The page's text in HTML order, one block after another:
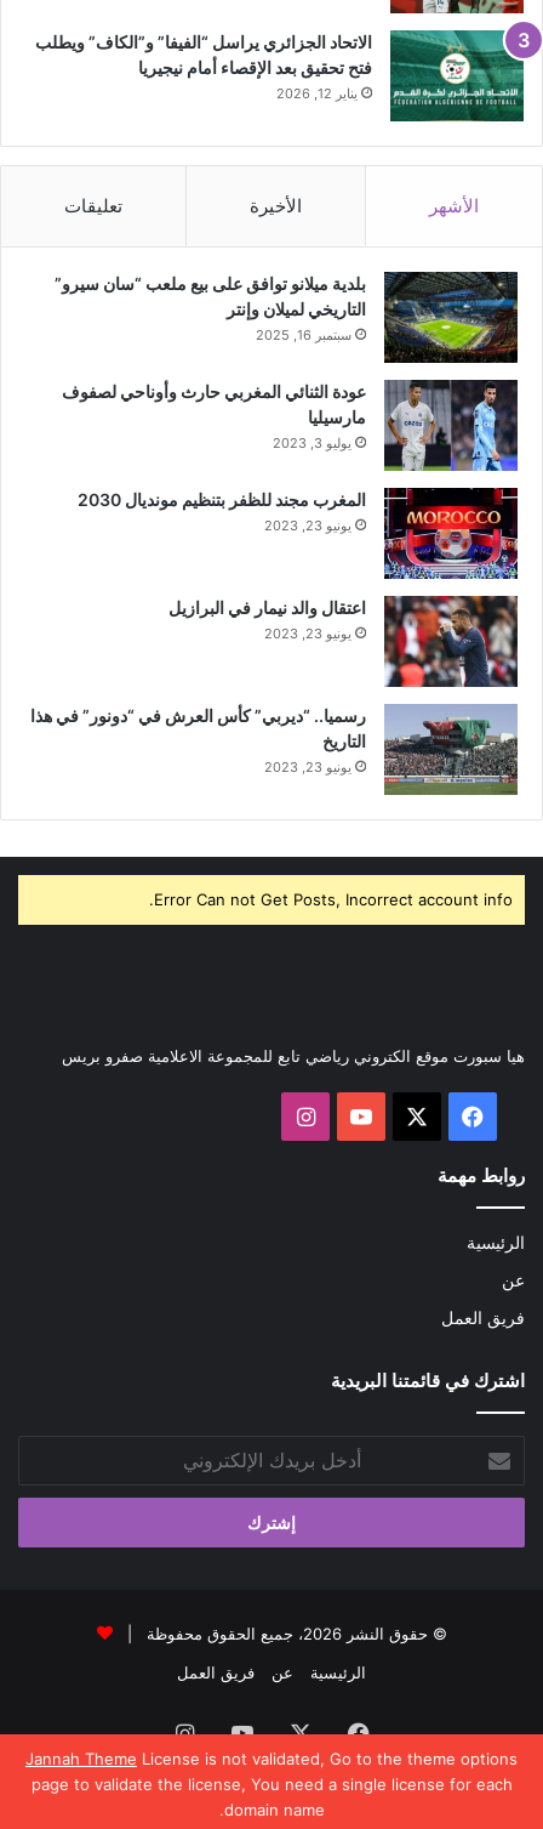
Jannah Theme License is not validated, Go to the theme options
page to validate the license, You need a single license for each
domain name.
الاتحاد الجزائري يراسل “الفيفا” و”الكاف” ويطلب
فتح تحقيق بعد الإقصاء أمام نيجيريا
يناير 12, 2026
الأشهر الأخيرة تعليقات
بلدية ميلانو توافق على بيع ملعب “سان سيرو”
التاريخي لميلان وإنتر
سبتمبر 16, 2025
عودة الثنائي المغربي حارث وأوناحي لصفوف
مارسيليا
يوليو 3, 2023
المغرب مجند للظفر بتنظيم مونديال 2030
يونيو 23, 2023
اعتقال والد نيمار في البرازيل
يونيو 23, 2023
رسميا.. “ديربي” كأس العرش في “دونور” في هذا
التاريخ
يونيو 23, 2023
Error Can not Get Posts, Incorrect account info.
هيا سبورت موقع الكتروني رياضي تابع للمجموعة الاعلامية صفرو بريس
فيسبوك ‫YouTubeانستقرام
روابط مهمة
الرئيسية
عن
فريق العمل
اشترك في قائمتنا البريدية
بريدك
الإلكتروني
© حقوق النشر 2026، جميع الحقوق محفوظة |
الرئيسية
عن فريق العمل
فيسبوك
‫X
‫YouTubeانستقرام